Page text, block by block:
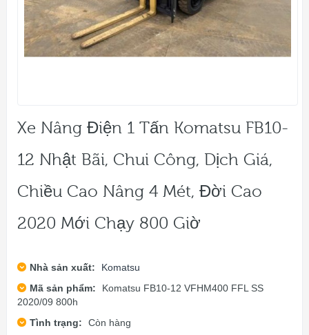
Xe Nâng Điện 1 Tấn Komatsu FB10-
12 Nhật Bãi, Chui Công, Dịch Giá,
Chiều Cao Nâng 4 Mét, Đời Cao
2020 Mới Chạy 800 Giờ
Nhà sản xuất:
Komatsu
Mã sản phẩm:
Komatsu FB10-12 VFHM400 FFL SS
2020/09 800h
Tình trạng:
Còn hàng